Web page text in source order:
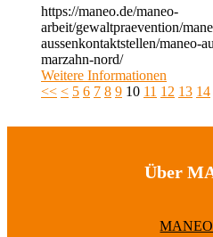
https://maneo.de/maneo-
arbeit/gewaltpraevention/
aussenkontaktstellen/maneo-
marzahn-nord/
Weitere Informationen
<< < 5 6 7 8 9 10 11 12 13 14
Über